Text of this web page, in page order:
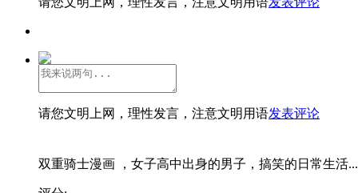
请您文明上网，理性发言，注意文明用语发表评论
双重骑士漫画 ，女子高中出身的男子，搞笑的日常生活...